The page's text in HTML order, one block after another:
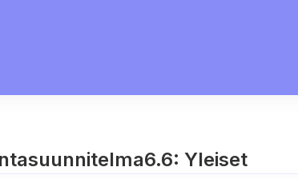
6.6: Yleiset